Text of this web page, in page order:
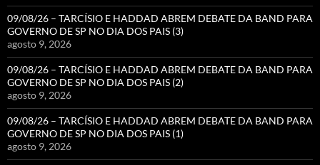
09/08/26 – TARCÍSIO E HADDAD ABREM DEBATE DA BAND PARA
GOVERNO DE SP NO DIA DOS PAIS (3)
agosto 9, 2026
09/08/26 – TARCÍSIO E HADDAD ABREM DEBATE DA BAND PARA
GOVERNO DE SP NO DIA DOS PAIS (2)
agosto 9, 2026
09/08/26 – TARCÍSIO E HADDAD ABREM DEBATE DA BAND PARA
GOVERNO DE SP NO DIA DOS PAIS (1)
agosto 9, 2026